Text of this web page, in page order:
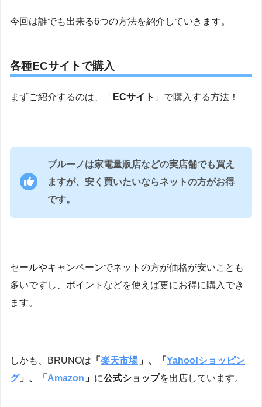
今回は誰でも出来る6つの方法を紹介していきます。
各種ECサイトで購入
まずご紹介するのは、「 ECサイト 」で購入する方法！
ブルーノは家電量販店などの実店舗でも買え
ますが、安く買いたいならネットの方がお得
です。
セールやキャンペーンでネットの方が価格が安いことも
多いですし、ポイントなどを使えば更にお得に購入でき
ます。
しかも、BRUNOは 「 楽天市場 」、「 Yahoo!ショッピン
グ」、「 Amazon 」 に公式ショップを出店しています。